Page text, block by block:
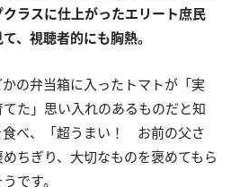
ラスに仕上がったエリート庶民
、視聴者的にも胸熱。
の弁当箱に入ったトマトが「実
た」思い入れのあるものだと知
食べ、「超うまい！ お前の父さ
ちぎり、大切なものを褒めてもら
です。